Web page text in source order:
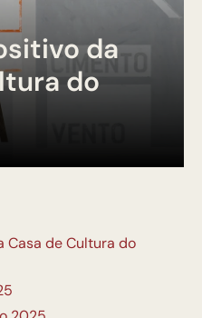
da
do
Casa de Cultura do